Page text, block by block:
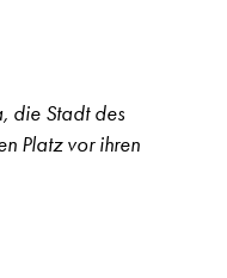
die Stadt des
Platz vor ihren